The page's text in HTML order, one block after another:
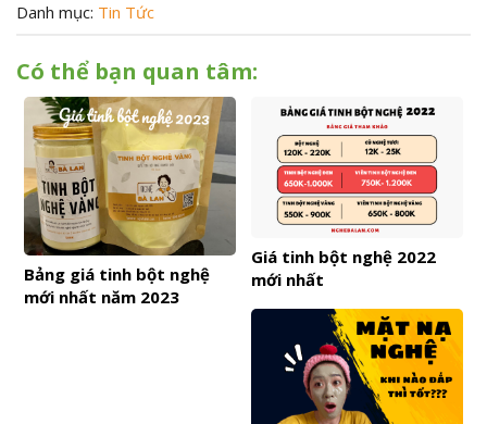
Danh mục: Tin Tức
Có thể bạn quan tâm:
Bảng giá tinh bột nghệ
mới nhất năm 2023
Giá tinh bột nghệ 2022
mới nhất